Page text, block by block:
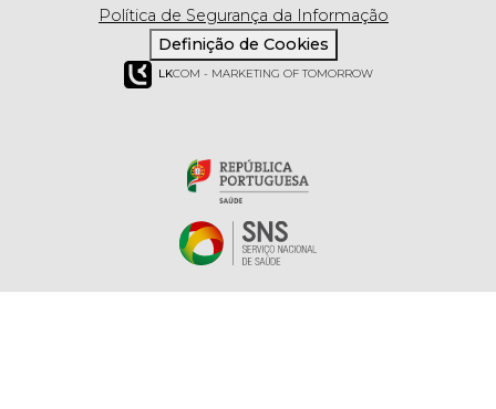
Política de Segurança da Informação
Definição de Cookies
LKCOM - MARKETING OF TOMORROW